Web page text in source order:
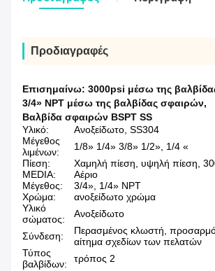
Προδιαγραφές
Επισημαίνω: 3000psi μέσω της
3/4» NPT μέσω της βαλβίδας σφαιρών,
Βαλβίδα σφαιρών BSPT SS
Υλικό:
Ανοξείδωτο, SS304
Μέγεθος
λιμένων:
1/8» 1/4» 3/8» 1/2», 1/4 «
Πίεση:
Χαμηλή πίεση, υψηλή πίεση,
MEDIA:
Αέριο
Μέγεθος:
3/4», 1/4» NPT
Χρώμα:
ανοξείδωτο χρώμα
Υλικό
σώματος:
Ανοξείδωτο
Σύνδεση:
Περασμένος κλωστή,
αίτημα σχεδίων των πελατών
Τύπος
βαλβίδων:
τρόπος 2